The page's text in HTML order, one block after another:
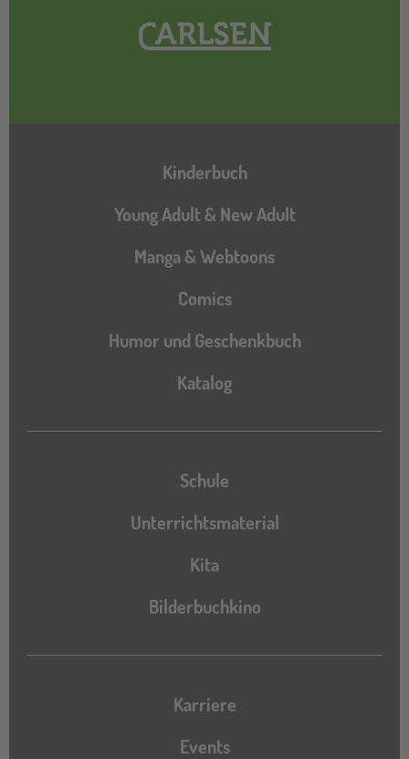
Hauptnavigation
Kinderbuch
Young Adult & New Adult
Manga & Webtoons
Comics
Humor und Geschenkbuch
Katalog
Katalog
Schule
Unterrichtsmaterial
Kita
Bilderbuchkino
Karriere
Events